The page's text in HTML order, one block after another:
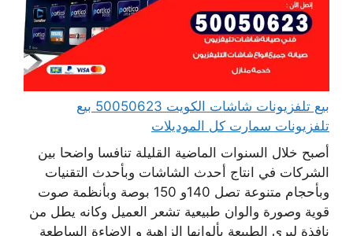
بيع تلفزيونات شاشات الكويت 50050623 بيع
تلفزيونات سمارت كل الموديلات
أصبح خلال السنوات الماضية القليلة تنافسا واضحا بين
الشركات في انتاج أحدث الشاشات وبأحدث التقنيات
وبأحجام متنوعة تصل 140و 150 بوصة وبأنظمة صوت
قوية وصورة والوان طبيعية تشعر العميل وكانه يطل من
نافذة ليرى الطبيعة بألوانها الزاهية و الإضاءة الساطعة